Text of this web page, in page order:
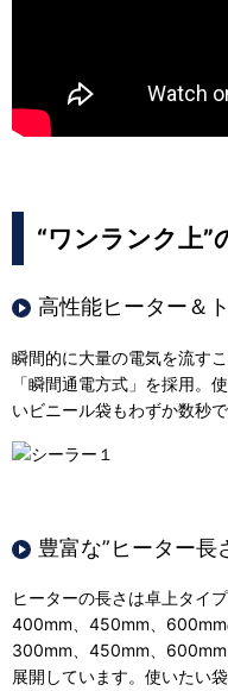
“ワンランク上”
高性能ヒーター＆
瞬間的に大量の電気を流す
「瞬間通電方式」を採用。
いビニール袋もわずか数秒で
豊富な”ヒーター長
ヒーターの長さは卓上タイ
400mm、450mm、600mm
300mm、450mm、
展開しています。使いたい